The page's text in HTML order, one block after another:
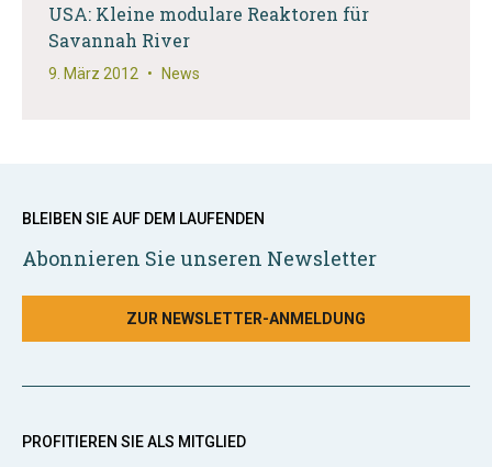
USA: Kleine modulare Reaktoren für
Savannah River
9. März 2012 • News
BLEIBEN SIE AUF DEM LAUFENDEN
Abonnieren Sie unseren Newsletter
ZUR NEWSLETTER-ANMELDUNG
PROFITIEREN SIE ALS MITGLIED